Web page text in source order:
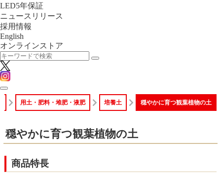
LED5年保証
ニュースリリース
採用情報
English
オンラインストア
用土・肥料・堆肥・液肥 培養土 穏やかに育つ観葉植物の土
穏やかに育つ観葉植物の土
商品特長